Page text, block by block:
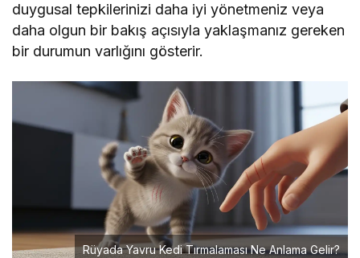
duygusal tepkilerinizi daha iyi yönetmeniz veya
daha olgun bir bakış açısıyla yaklaşmanız gereken
bir durumun varlığını gösterir.
Rüyada Yavru Kedi Tırmalaması Ne Anlama Gelir?